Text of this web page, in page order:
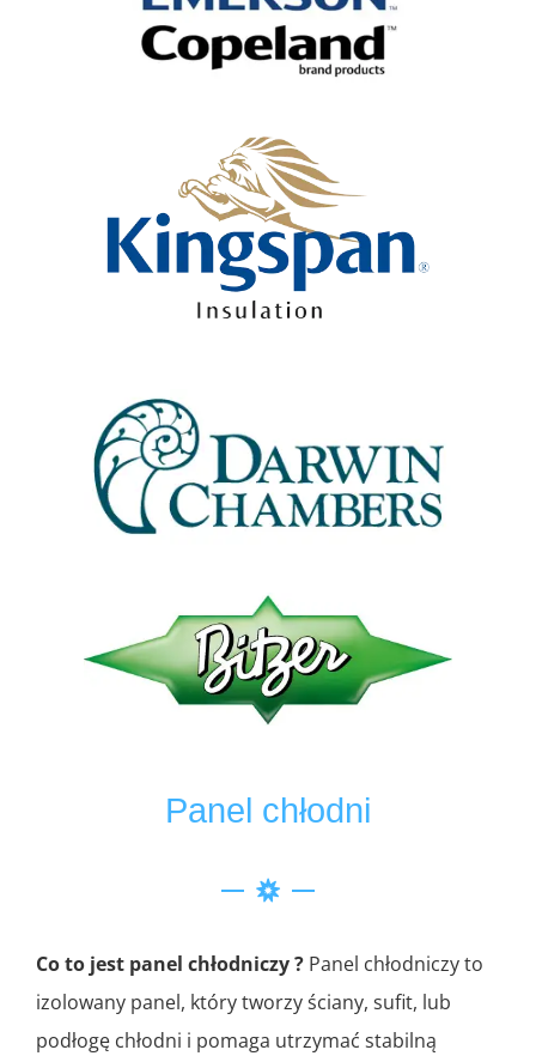
Panel chłodni
Co to jest panel chłodniczy ? Panel chłodniczy to
izolowany panel, który tworzy ściany, sufit, lub
podłogę chłodni i pomaga utrzymać stabilną